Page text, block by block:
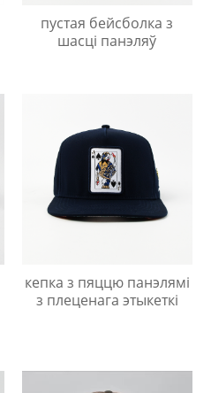
пустая бейсболка з
шасці панэляў
кепка з пяццю панэлямі
з плеценага этыкеткі